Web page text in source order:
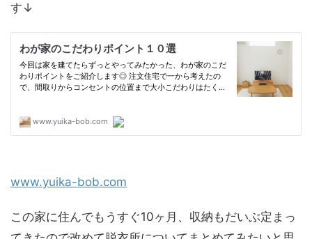
す↓
www.yuika-bob.com
この家に住んでもうすぐ10ヶ月、収納もだいぶ定まっ